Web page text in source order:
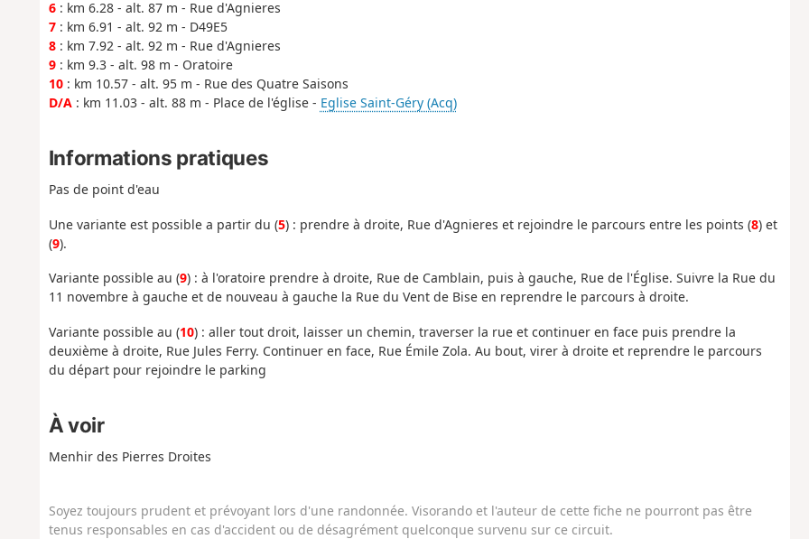
6: km 6.28 - alt. 87 m - Rue d'Agnieres
7: km 6.91 - alt. 92 m - D49E5
8: km 7.92 - alt. 92 m - Rue d'Agnieres
9: km 9.3 - alt. 98 m - Oratoire
10: km 10.57 - alt. 95 m - Rue des Quatre Saisons
D/A: km 11.03 - alt. 88 m - Place de l'église - Eglise Saint-Géry (Acq)
Informations pratiques
Pas de point d'eau
Une variante est possible a partir du (5) : prendre à droite, Rue d'Agnieres et rejoindre le parcours entre les points (8) et
(9).
Variante possible au (9) : à l'oratoire prendre à droite, Rue de Camblain, puis à gauche, Rue de l'Église. Suivre la Rue du
11 novembre à gauche et de nouveau à gauche la Rue du Vent de Bise en reprendre le parcours à droite.
Variante possible au (10) : aller tout droit, laisser un chemin, traverser la rue et continuer en face puis prendre la
deuxième à droite, Rue Jules Ferry. Continuer en face, Rue Émile Zola. Au bout, virer à droite et reprendre le parcours
du départ pour rejoindre le parking
À voir
Menhir des Pierres Droites
Soyez toujours prudent et prévoyant lors d'une randonnée. Visorando et l'auteur de cette fiche ne pourront pas être
tenus responsables en cas d'accident ou de désagrément quelconque survenu sur ce circuit.